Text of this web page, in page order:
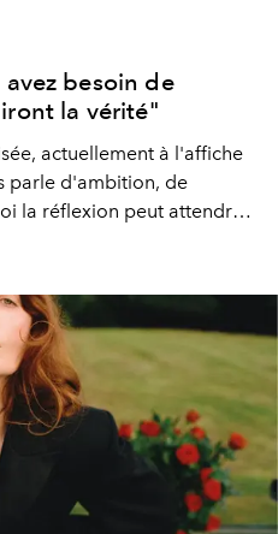
besoin de
la vérité"
actuellement à l'affiche
parle d'ambition, de
la réflexion peut attendre.
désir, mon ambition, ma
ne comprenez pas'."